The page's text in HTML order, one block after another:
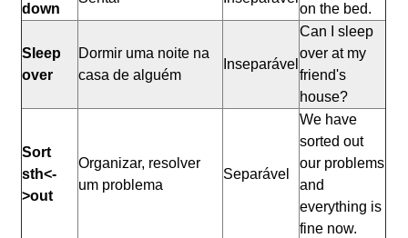
down
on the bed.
Sleep
over
Dormir uma noite na
casa de alguém
Inseparável
Can I sleep
over at my
friend's
house?
Sort
sth<-
>out
Organizar, resolver
um problema
Separável
We have
sorted out
our problems
and
everything is
fine now.